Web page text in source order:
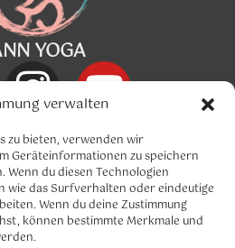
verwalten
zu bieten, verwenden wir
Geräteinformationen zu speichern
du diesen Technologien
wie das Surfverhalten oder eindeutige
Wenn du deine Zustimmung
können bestimmte Merkmale und
YOGA